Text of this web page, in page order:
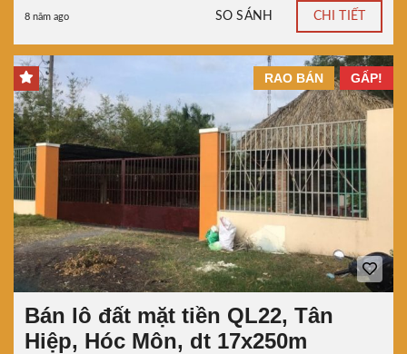
8 năm ago SO SÁNH CHI TIẾT
GẤP!
RAO BÁN
Bán lô đất mặt tiền QL22, Tân
Hiệp, Hóc Môn, dt 17x250m